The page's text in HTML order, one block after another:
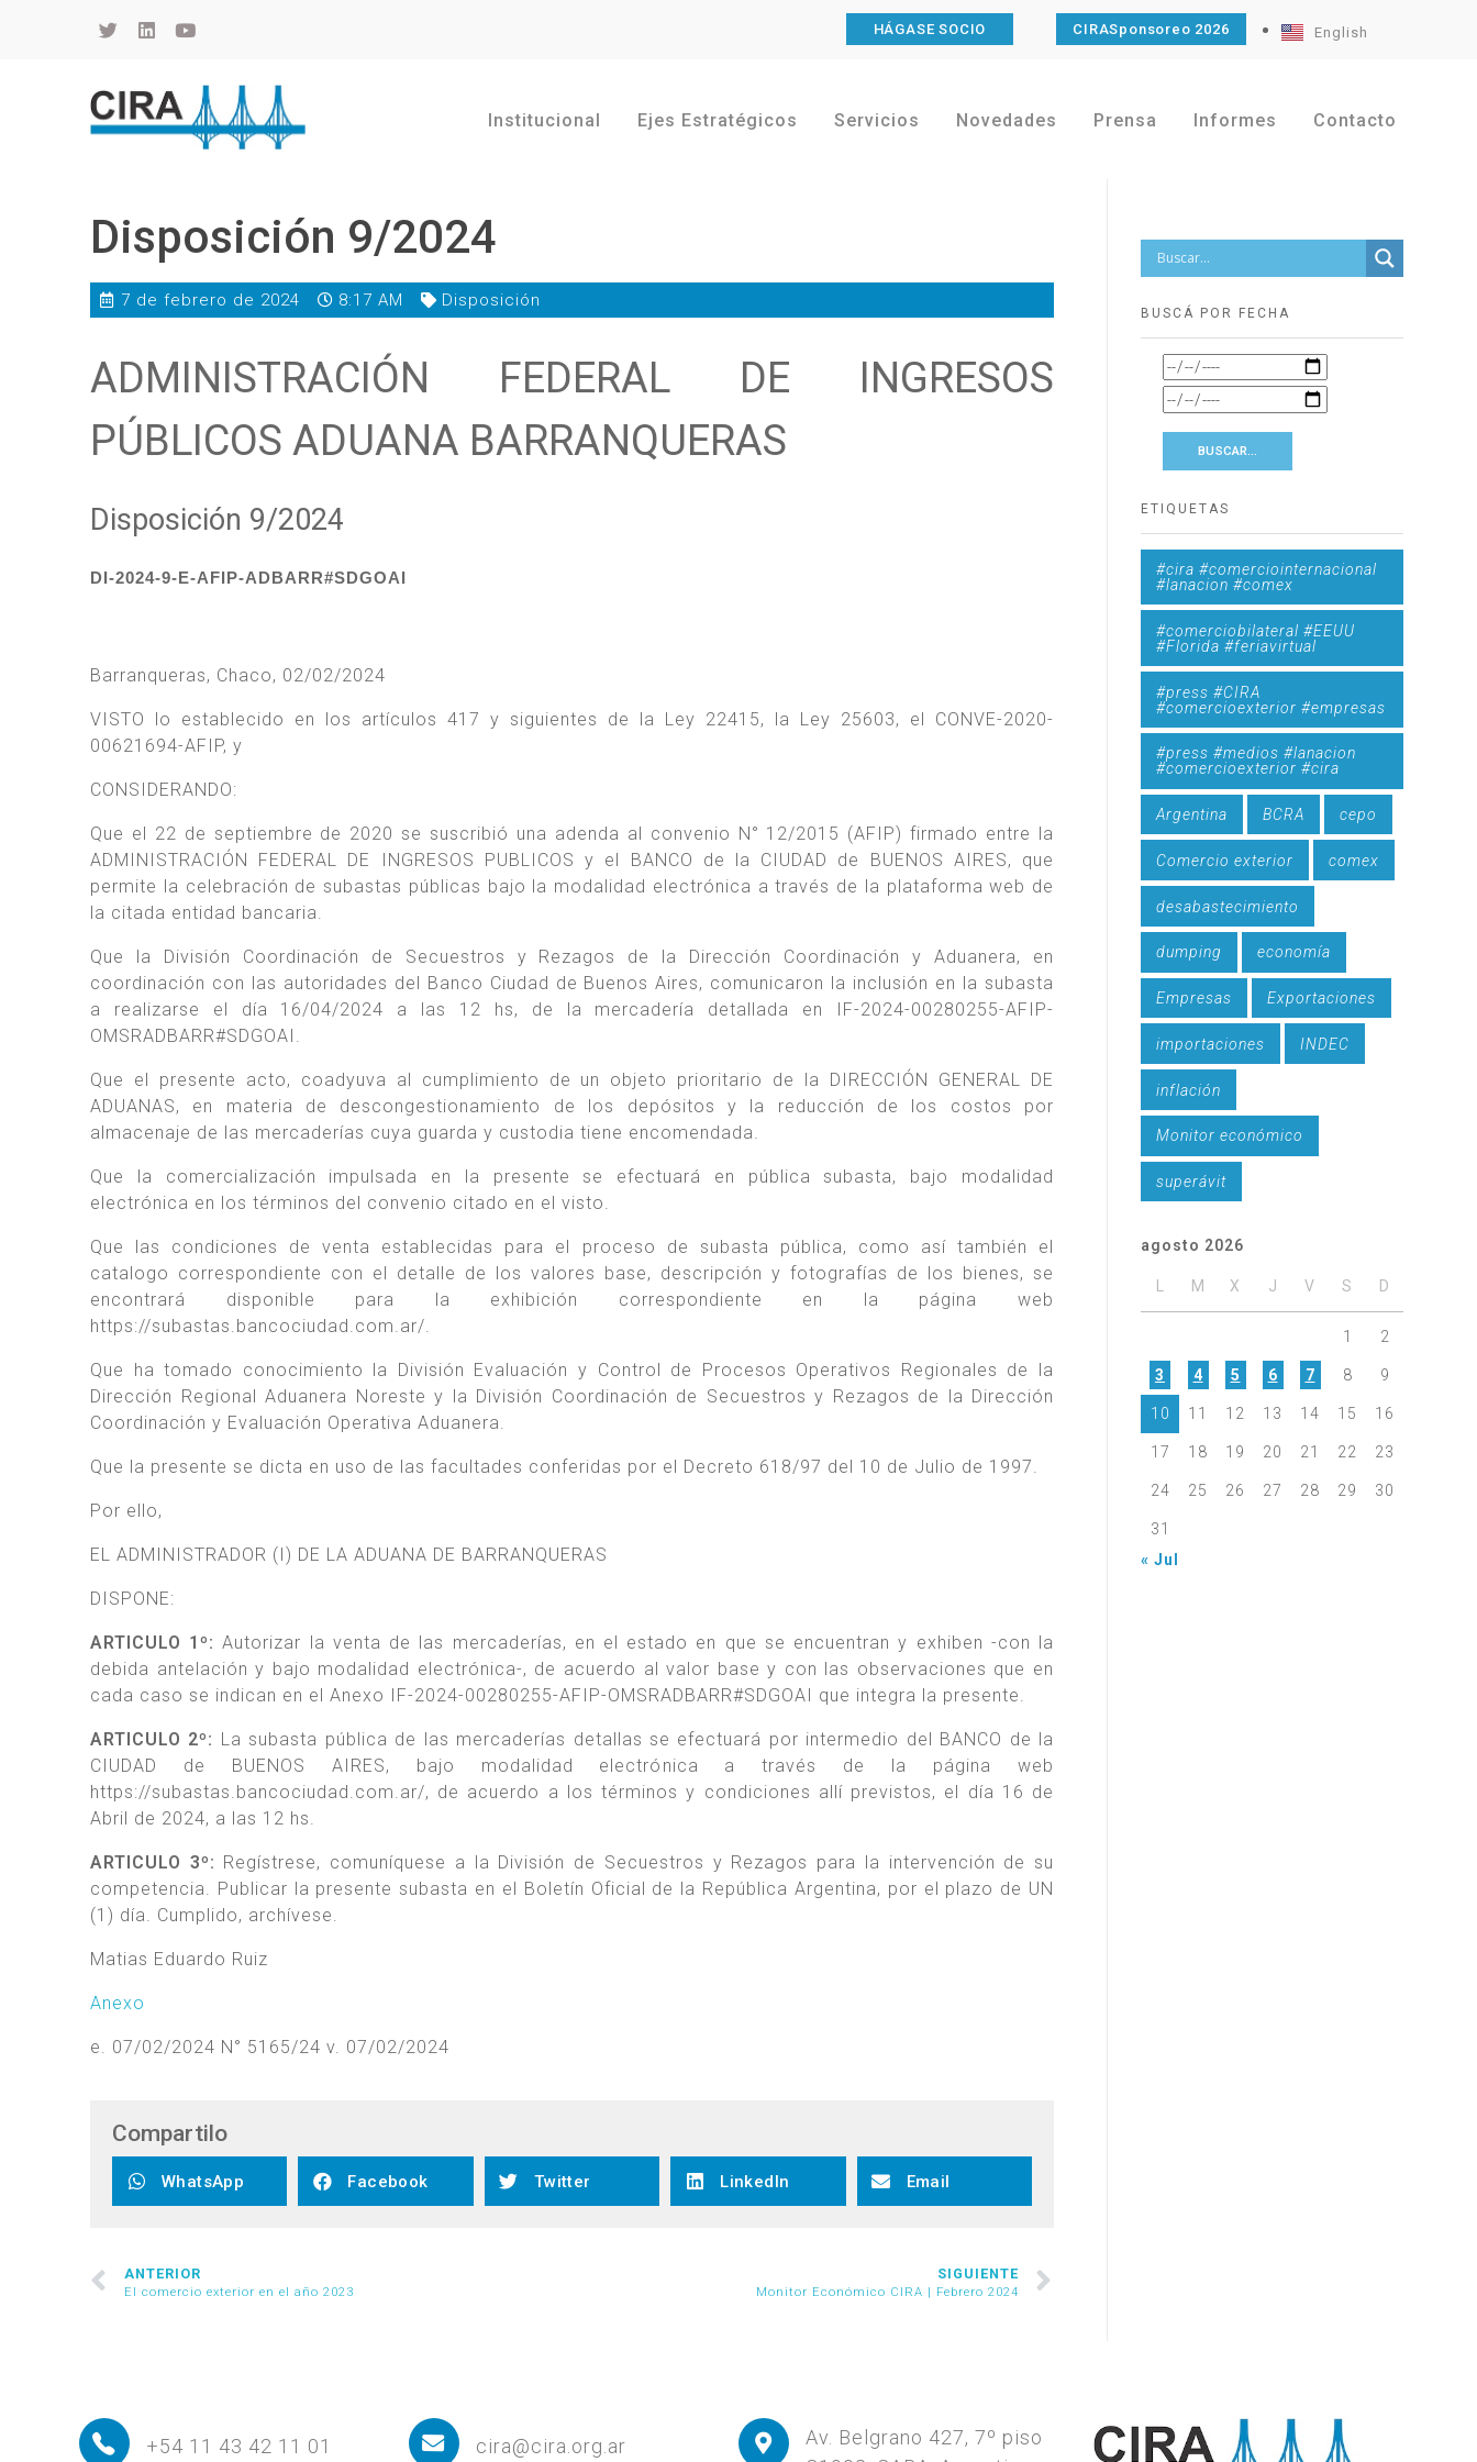
HÁGASE SOCIO CIRASponsoreo 2026 English
Institucional Ejes Estratégicos Servicios Novedades Prensa Informes Contacto
Disposición 9/2024
7 de febrero de 2024 8:17 AM Disposición
ADMINISTRACIÓN FEDERAL DE INGRESOS
PÚBLICOS ADUANA BARRANQUERAS
Disposición 9/2024
DI-2024-9-E-AFIP-ADBARR#SDGOAI
Barranqueras, Chaco, 02/02/2024
VISTO lo establecido en los artículos 417 y siguientes de la Ley 22415, la Ley 25603, el CONVE-2020-
00621694-AFIP, y
CONSIDERANDO:
Que el 22 de septiembre de 2020 se suscribió una adenda al convenio N° 12/2015 (AFIP) firmado entre la
ADMINISTRACIÓN FEDERAL DE INGRESOS PUBLICOS y el BANCO de la CIUDAD de BUENOS AIRES, que
permite la celebración de subastas públicas bajo la modalidad electrónica a través de la plataforma web de
la citada entidad bancaria.
Que la División Coordinación de Secuestros y Rezagos de la Dirección Coordinación y Aduanera, en
coordinación con las autoridades del Banco Ciudad de Buenos Aires, comunicaron la inclusión en la subasta
a realizarse el día 16/04/2024 a las 12 hs, de la mercadería detallada en IF-2024-00280255-AFIP-
OMSRADBARR#SDGOAI.
Que el presente acto, coadyuva al cumplimiento de un objeto prioritario de la DIRECCIÓN GENERAL DE
ADUANAS, en materia de descongestionamiento de los depósitos y la reducción de los costos por
almacenaje de las mercaderías cuya guarda y custodia tiene encomendada.
Que la comercialización impulsada en la presente se efectuará en pública subasta, bajo modalidad
electrónica en los términos del convenio citado en el visto.
Que las condiciones de venta establecidas para el proceso de subasta pública, como así también el
catalogo correspondiente con el detalle de los valores base, descripción y fotografías de los bienes, se
encontrará disponible para la exhibición correspondiente en la página web
https://subastas.bancociudad.com.ar/.
Que ha tomado conocimiento la División Evaluación y Control de Procesos Operativos Regionales de la
Dirección Regional Aduanera Noreste y la División Coordinación de Secuestros y Rezagos de la Dirección
Coordinación y Evaluación Operativa Aduanera.
Que la presente se dicta en uso de las facultades conferidas por el Decreto 618/97 del 10 de Julio de 1997.
Por ello,
EL ADMINISTRADOR (I) DE LA ADUANA DE BARRANQUERAS
DISPONE:
ARTICULO 1º: Autorizar la venta de las mercaderías, en el estado en que se encuentran y exhiben -con la
debida antelación y bajo modalidad electrónica-, de acuerdo al valor base y con las observaciones que en
cada caso se indican en el Anexo IF-2024-00280255-AFIP-OMSRADBARR#SDGOAI que integra la presente.
ARTICULO 2º: La subasta pública de las mercaderías detallas se efectuará por intermedio del BANCO de la
CIUDAD de BUENOS AIRES, bajo modalidad electrónica a través de la página web
https://subastas.bancociudad.com.ar/, de acuerdo a los términos y condiciones allí previstos, el día 16 de
Abril de 2024, a las 12 hs.
ARTICULO 3º: Regístrese, comuníquese a la División de Secuestros y Rezagos para la intervención de su
competencia. Publicar la presente subasta en el Boletín Oficial de la República Argentina, por el plazo de UN
(1) día. Cumplido, archívese.
Matias Eduardo Ruiz
Anexo
e. 07/02/2024 N° 5165/24 v. 07/02/2024
Compartilo
WhatsApp Facebook Twitter LinkedIn Email
ANTERIOR
El comercio exterior en el año 2023
SIGUIENTE
Monitor Económico CIRA | Febrero 2024
BUSCÁ POR FECHA
ETIQUETAS
#cira #comerciointernacional
#lanacion #comex
#comerciobilateral #EEUU
#Florida #feriavirtual
#press #CIRA
#comercioexterior #empresas
#press #medios #lanacion
#comercioexterior #cira
Argentina BCRA cepo
Comercio exterior comex
desabastecimiento
dumping economía
Empresas Exportaciones
importaciones INDEC
inflación
Monitor económico
superávit
agosto 2026
M X J V S D
1 2
3 4 5 6 7 8 9
10 11 12 13 14 15 16
17 18 19 20 21 22 23
24 25 26 27 28 29 30
31
« Jul
+54 11 43 42 11 01 cira@cira.org.ar
Av. Belgrano 427, 7º piso